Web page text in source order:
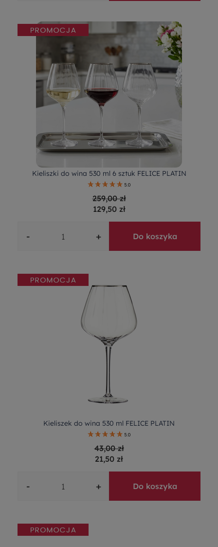
Kieliszki do wina 530 ml 6 sztuk FELICE PLATIN
5.0
259,00 zł
129,50 zł
- + Do koszyka
Kieliszek do wina 530 ml FELICE PLATIN
5.0
43,00 zł
21,50 zł
- + Do koszyka